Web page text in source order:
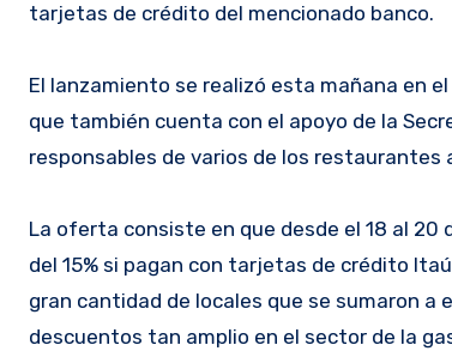
tarjetas de crédito del mencionado banco.
El lanzamiento se realizó esta mañana en
que también cuenta con el apoyo de la
responsables de varios de los restaurantes
La oferta consiste en que desde el 18 al
del 15% si pagan con tarjetas de crédito
gran cantidad de locales que se sumaron a
descuentos tan amplio en el sector de la